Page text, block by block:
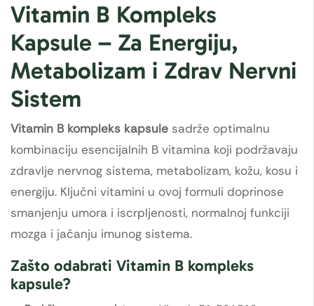
Vitamin B Kompleks
Kapsule – Za Energiju,
Metabolizam i Zdrav Nervni
Sistem
Vitamin B kompleks kapsule sadrže optimalnu
kombinaciju esencijalnih B vitamina koji podržavaju
zdravlje nervnog sistema, metabolizam, kožu, kosu i
energiju. Ključni vitamini u ovoj formuli doprinose
smanjenju umora i iscrpljenosti, normalnoj funkciji
mozga i jačanju imunog sistema.
Zašto odabrati Vitamin B kompleks
kapsule?